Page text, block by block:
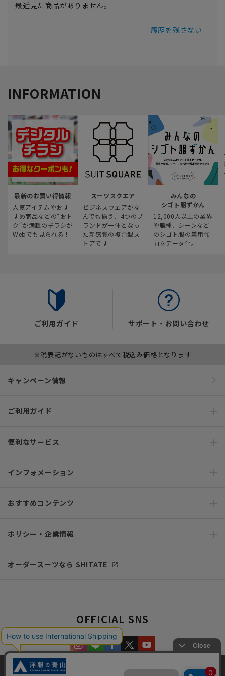
最近見た商品がありません。
履歴を残さない
INFORMATION
最新のお買い得情報
人気アイテムやおす
すめ商品などの“おト
ク“が満載のチラシが
Webでも見られる！
スーツスクエア
ビジネスウェアがな
んでも揃う、4つのブ
ランドが一体となっ
た新感覚の複合型ス
トアです
みんなの
シゴト服ずかん
12,000人以上の業界
や職種、シーンなど
のシゴト服の着用傾
向をデータ化。
ご利用ガイド サポート・お問い合わせ
※税表記がないものはすべて税込み価格となります
キャンペーン情報
ご利用ガイド
便利なサービス
インフォメーション
おすすめコンテンツ
ポリシー・企業情報
オーダースーツなら SHITATE
OFFICIAL SNS